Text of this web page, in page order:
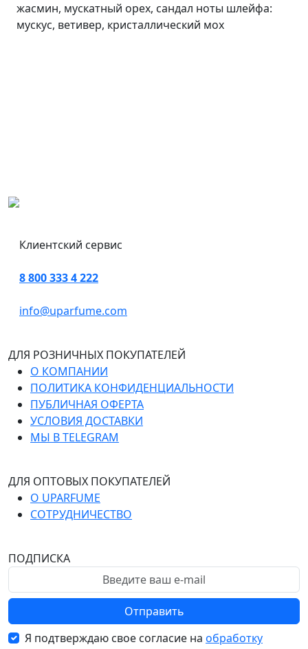
жасмин, мускатный орех, сандал ноты шлейфа:
мускус, ветивер, кристаллический мох
Клиентский сервис
8 800 333 4 222
info@uparfume.com
ДЛЯ РОЗНИЧНЫХ ПОКУПАТЕЛЕЙ
О КОМПАНИИ
ПОЛИТИКА КОНФИДЕНЦИАЛЬНОСТИ
ПУБЛИЧНАЯ ОФЕРТА
УСЛОВИЯ ДОСТАВКИ
МЫ В TELEGRAM
ДЛЯ ОПТОВЫХ ПОКУПАТЕЛЕЙ
О UPARFUME
СОТРУДНИЧЕСТВО
ПОДПИСКА
Отправить
Я подтверждаю свое согласие на обработку